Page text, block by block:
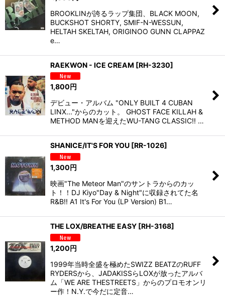
BROOKLINが誇るラップ集団、BLACK MOON,
BUCKSHOT SHORTY, SMIF-N-WESSUN,
HELTAH SKELTAH, ORIGINOO GUNN CLAPPAZ
e…
RAEKWON - ICE CREAM [RH-3230]
1,800円
デビュー・アルバム "ONLY BUILT 4 CUBAN
LINX..."からのカット。 GHOST FACE KILLAH &
METHOD MANを迎えたWU-TANG CLASSIC!! …
SHANICE/IT'S FOR YOU [RR-1026]
1,300円
映画"The Meteor Man"のサントラからのカッ
ト！！DJ Kiyo"Day & Night"に収録されてた名
R&B!! A1 It's For You (LP Version) B1…
THE LOX/BREATHE EASY [RH-3168]
1,200円
1999年当時全盛を極めたSWIZZ BEATZのRUFF
RYDERSから、JADAKISSらLOXが放ったアルバ
ム「WE ARE THESTREETS」からのプロモオンリ
ー作！N.Y.で今だに定音…